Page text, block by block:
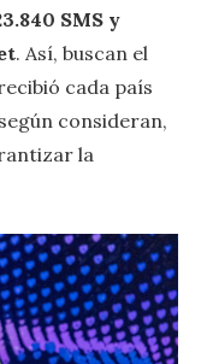
SMS y
. Así, buscan el
cada país
consideran,
la